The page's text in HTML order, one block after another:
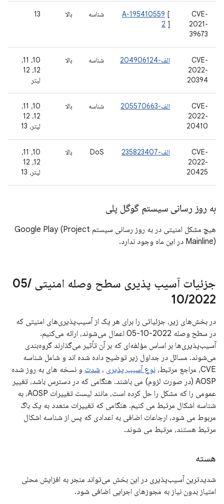
CVE-
2021-
39673
A-195410559 [
2 ]
شناسه بالا 13
CVE-
2022-
20394
الف-204906124 شناسه بالا
10، 11،
12، 12
لیتر
CVE-
2022-
20410
الف-205570663 شناسه بالا
10، 11،
12، 12
لیتر، 13
CVE-
2022-
20425
الف-235823407 DoS بالا
10، 11،
12، 12
لیتر، 13
به روز رسانی سیستم گوگل پلی
هیچ مشکل امنیتی در به روز رسانی سیستم Google Play (Project
Mainline) در این ماه وجود ندارد.
جزئیات آسیب پذیری سطح وصله امنیتی 05 /
10/2022
در بخش‌های زیر، جزئیاتی را برای هر یک از آسیب‌پذیری‌های امنیتی که
در سطح وصله 2022-10-05 اعمال می‌شوند، ارائه می‌کنیم.
آسیب‌پذیری‌ها بر اساس مؤلفه‌ای که بر آن تأثیر می‌گذارند گروه‌بندی
می‌شوند. مسائل در جداول زیر توضیح داده شده اند و شامل شناسه
CVE، مراجع مرتبط،
نوع آسیب پذیری ، شدت و نسخه های به روز شده
AOSP (در صورت لزوم) می باشند. هنگامی که در دسترس باشد، تغییر
عمومی را که مشکل را حل کرده است، مانند لیست تغییرات AOSP، به
شناسه اشکال مرتبط می کنیم. هنگامی که تغییرات متعدد به یک باگ
مربوط می شود، ارجاعات اضافی به اعدادی که پس از شناسه اشکال
مرتبط هستند، مرتبط می شوند.
هسته
شدیدترین آسیب‌پذیری در این بخش می‌تواند منجر به افزایش محلی
امتیاز بدون نیاز به مجوزهای اجرایی اضافی شود.